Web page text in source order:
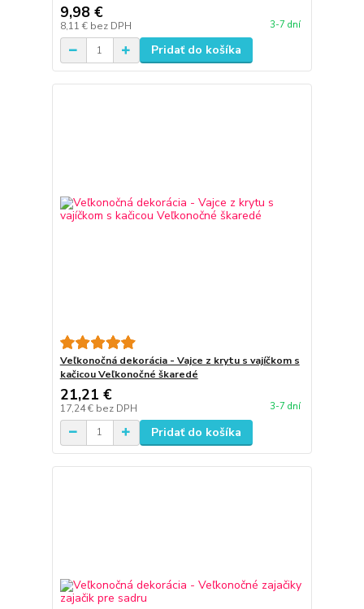
9,98 €
8,11 € bez DPH 3-7 dní
Pridať do košíka
Veľkonočná dekorácia - Vajce z krytu s vajíčkom s
kačicou Veľkonočné škaredé
21,21 €
17,24 € bez DPH 3-7 dní
Pridať do košíka